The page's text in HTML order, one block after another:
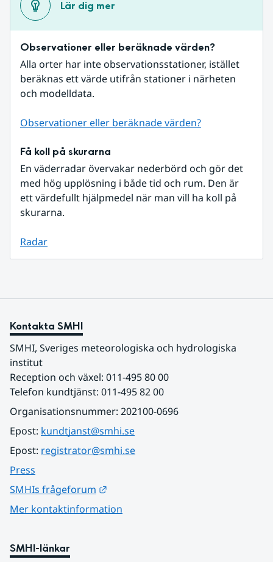
Lär dig mer
Observationer eller beräknade värden?
Alla orter har inte observationsstationer, istället
beräknas ett värde utifrån stationer i närheten
och modelldata.
Observationer eller beräknade värden?
Få koll på skurarna
En väderradar övervakar nederbörd och gör det
med hög upplösning i både tid och rum. Den är
ett värdefullt hjälpmedel när man vill ha koll på
skurarna.
Radar
Kontakta SMHI
SMHI, Sveriges meteorologiska och hydrologiska
institut
Reception och växel: 011-495 80 00
Telefon kundtjänst: 011-495 82 00
Organisationsnummer: 202100-0696
Epost: kundtjanst@smhi.se
Epost: registrator@smhi.se
Press
SMHIs frågeforum
Mer kontaktinformation
SMHI-länkar